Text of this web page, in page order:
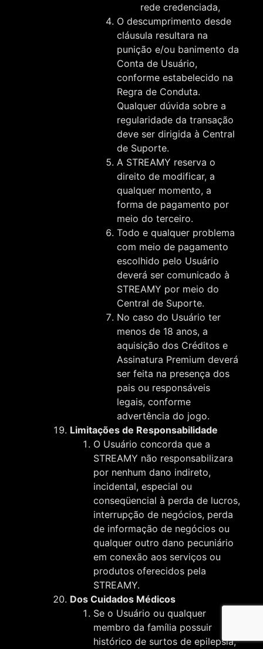
rede credenciada,
O descumprimento desde
cláusula resultara na
punição e/ou banimento da
Conta de Usuário,
conforme estabelecido na
Regra de Conduta.
Qualquer dúvida sobre a
regularidade da transação
deve ser dirigida à Central
de Suporte.
A STREAMY reserva o
direito de modificar, a
qualquer momento, a
forma de pagamento por
meio do terceiro.
Todo e qualquer problema
com meio de pagamento
escolhido pelo Usuário
deverá ser comunicado à
STREAMY por meio do
Central de Suporte.
No caso do Usuário ter
menos de 18 anos, a
aquisição dos Créditos e
Assinatura Premium deverá
ser feita na presença dos
pais ou responsáveis
legais, conforme
advertência do jogo.
Limitações de Responsabilidade
O Usuário concorda que a
STREAMY não responsabilizara
por nenhum dano indireto,
incidental, especial ou
conseqüencial à perda de lucros,
interrupção de negócios, perda
de informação de negócios ou
qualquer outro dano pecuniário
em conexão aos serviços ou
produtos oferecidos pela
STREAMY.
Dos Cuidados Médicos
Se o Usuário ou qualquer
membro da família possuir
histórico de surtos de epilepsia,